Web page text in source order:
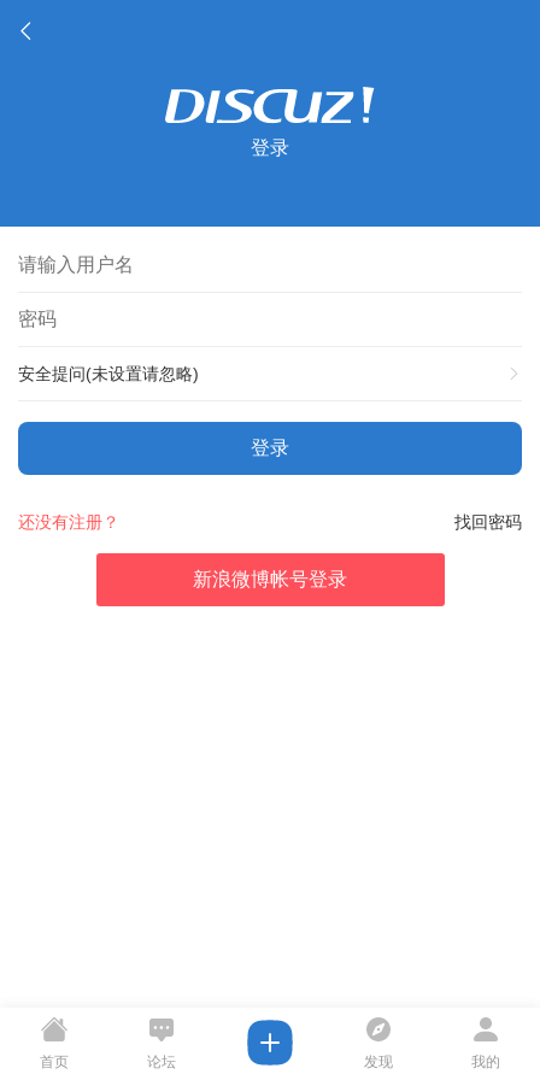
登录
安全提问(未设置请忽略)
登录
找回密码
还没有注册？
新浪微博帐号登录
首页 论坛 发现 我的